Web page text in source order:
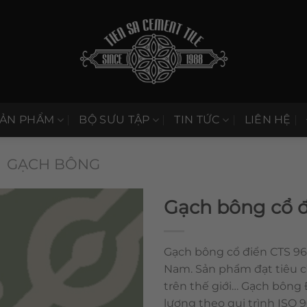
PHẨM BỘ SƯU TẬP TIN TỨC LIÊN HỆ
GẠCH BÔNG
Gạch bông cổ
Gạch bông cổ điển CTS
Nam. Sản phẩm đạt tiêu
trên thế giới… Gạch bông
lượng theo qui trình ISO